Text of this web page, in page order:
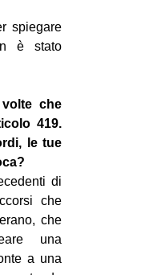
spiegare
è stato
che
419.
le tue
di
che
che
una
a una